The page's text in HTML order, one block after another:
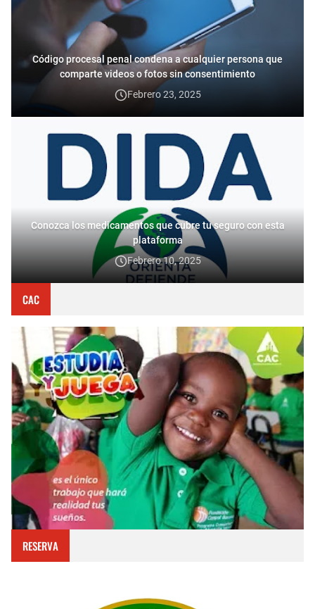
Código procesal penal condena a cualquier persona que
comparte videos o fotos sin consentimiento
Febrero 23, 2025
Conozca los medicamentos que cubre tu seguro con esta
plataforma
Febrero 10, 2025
CAC
RESERVA